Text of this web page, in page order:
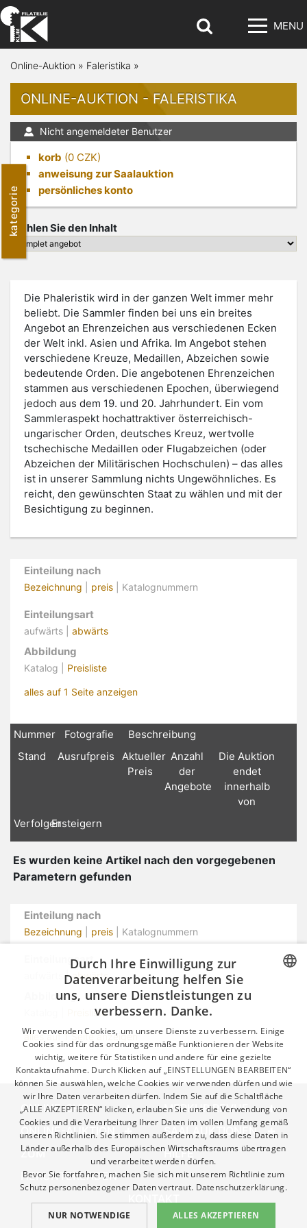
MENU
kategorie
Online-Auktion » Faleristika »
ONLINE-AUKTION - FALERISTIKA
Nicht angemeldeter Benutzer
korb (0 CZK)
anweisung zur Saalauktion
persönliches konto
Wählen Sie den Inhalt
Die Phaleristik wird in der ganzen Welt immer mehr
beliebt. Die Sammler finden bei uns ein breites
Angebot an Ehrenzeichen aus verschiedenen Ecken
der Welt inkl. Asien und Afrika. Im Angebot stehen
verschiedene Kreuze, Medaillen, Abzeichen sowie
bedeutende Orden. Die angebotenen Ehrenzeichen
stammen aus verschiedenen Epochen, überwiegend
jedoch aus dem 19. und 20. Jahrhundert. Ein vom
Sammleraspekt hochattraktiver österreichisch-
ungarischer Orden, deutsches Kreuz, wertvolle
tschechische Medaillen oder Flugabzeichen (oder
Abzeichen der Militärischen Hochschulen) – das alles
ist in unserer Sammlung nichts Ungewöhnliches. Es
reicht, den gewünschten Staat zu wählen und mit der
Besichtigung zu beginnen.
Einteilung nach
Bezeichnung preis | Katalognummern
Einteilungsart
aufwärts | abwärts
Abbildung
Katalog | Preisliste
alles auf 1 Seite anzeigen
Nummer Fotografie
Beschreibung
Stand
Ausrufpreis
Aktueller
Preis
Anzahl
der
Angebote
Die Auktion
endet
innerhalb
von
VerfolgenErsteigern
Es wurden keine Artikel nach den vorgegebenen
Parametern gefunden
Einteilung nach
Bezeichnung preis | Katalognummern
Einteilungsart
aufwärts |abwärts
Abbildung
Preisliste
alles auf 1 Seite anzeigen
ONLINE-SHOP
MERKUR REVUE
ONLINE-AUKTION
SAALAUKTIONEN
ZUM
HERUNTERLADEN
HILFE
ENGLISH
Durch Ihre Einwilligung zur
Datenverarbeitung helfen Sie
uns, unsere Dienstleistungen zu
verbessern. Danke.
Wir verwenden Cookies, um unsere Dienste zu verbessern. Einige
Cookies sind für das ordnungsgemäße Funktionieren der Website
wichtig, weitere für Statistiken und andere für eine gezielte
Kontaktaufnahme. Durch Klicken auf „EINSTELLUNGEN BEARBEITEN“
können Sie auswählen, welche Cookies wir verwenden dürfen und wie
wir Ihre Daten verarbeiten dürfen. Indem Sie auf die Schaltfläche
„ALLE AKZEPTIEREN“ klicken, erlauben Sie uns die Verwendung von
Cookies und die Verarbeitung Ihrer Daten im vollen Umfang gemäß
unseren Richtlinien. Sie stimmen außerdem zu, dass diese Daten in
Länder außerhalb des Europäischen Wirtschaftsraums übertragen
und verarbeitet werden dürfen.
Bevor Sie fortfahren, machen Sie sich mit unserem Richtlinie zum
Schutz personenbezogener Daten vertraut. Datenschutzerklärung.
ALLES AKZEPTIEREN
NUR NOTWENDIGE